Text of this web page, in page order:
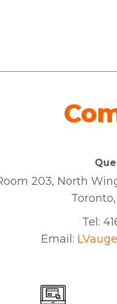
203, North
Tel:
Email: